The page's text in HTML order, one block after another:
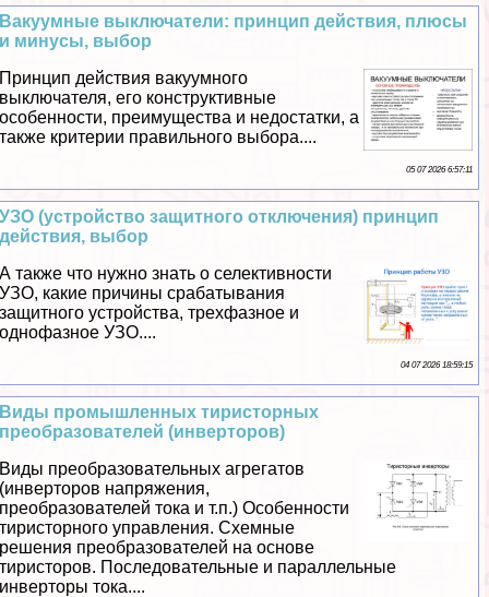
Вакуумные выключатели: принцип действия, плюсы
и минусы, выбор
Принцип действия вакуумного
выключателя, его конструктивные
особенности, преимущества и недостатки, а
также критерии правильного выбора....
05 07 2026 6:57:11
УЗО (устройство защитного отключения) принцип
действия, выбор
А также что нужно знать о селективности
УЗО, какие причины сpaбатывания
защитного устройства, трехфазное и
однофазное УЗО....
04 07 2026 18:59:15
Виды промышленных тиристорных
преобразователей (инверторов)
Виды преобразовательных агрегатов
(инверторов напряжения,
преобразователей тока и т.п.) Особенности
тиристорного управления. Схемные
решения преобразователей на основе
тиристоров. Последовательные и параллельные
инверторы тока....